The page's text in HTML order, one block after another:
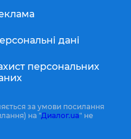
дані
персональних
за умови посилання
на "Диалог.ua" не